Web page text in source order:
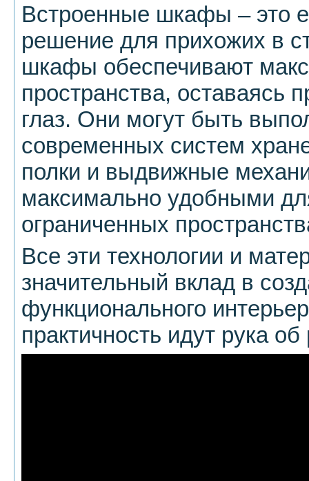
Встроенные шкафы – это
решение для прихожих в
шкафы обеспечивают
пространства, оставаясь
глаз. Они могут быть
современных систем
полки и выдвижные
максимально удобными
ограниченных
Все эти технологии и
значительный вклад в
функционального
практичность идут рука об